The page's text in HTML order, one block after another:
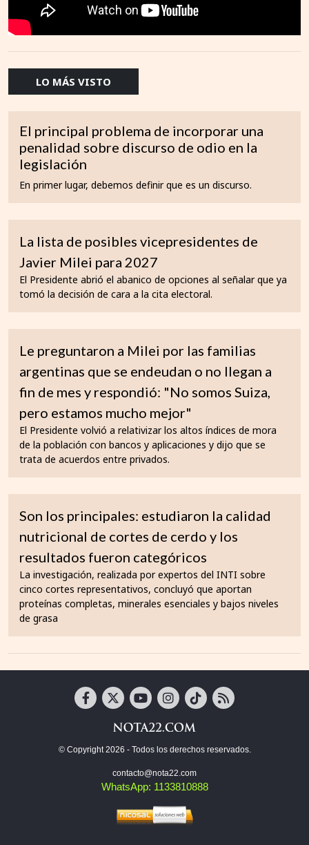
LO MÁS VISTO
El principal problema de incorporar una
penalidad sobre discurso de odio en la
legislación
En primer lugar, debemos definir que es un discurso.
La lista de posibles vicepresidentes de
Javier Milei para 2027
El Presidente abrió el abanico de opciones al señalar que ya
tomó la decisión de cara a la cita electoral.
Le preguntaron a Milei por las familias
argentinas que se endeudan o no llegan a
fin de mes y respondió: "No somos Suiza,
pero estamos mucho mejor"
El Presidente volvió a relativizar los altos índices de mora
de la población con bancos y aplicaciones y dijo que se
trata de acuerdos entre privados.
Son los principales: estudiaron la calidad
nutricional de cortes de cerdo y los
resultados fueron categóricos
La investigación, realizada por expertos del INTI sobre
cinco cortes representativos, concluyó que aportan
proteínas completas, minerales esenciales y bajos niveles
de grasa
© Copyright 2026 - Todos los derechos reservados.
contacto@nota22.com
WhatsApp: 1133810888